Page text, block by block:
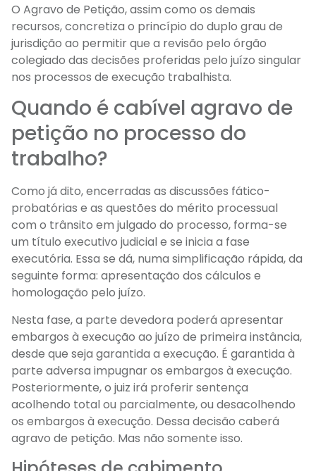
O Agravo de Petição, assim como os demais
recursos, concretiza o princípio do duplo grau de
jurisdição ao permitir que a revisão pelo órgão
colegiado das decisões proferidas pelo juízo singular
nos processos de execução trabalhista.
Quando é cabível agravo de
petição no processo do
trabalho?
Como já dito, encerradas as discussões fático-
probatórias e as questões do mérito processual
com o trânsito em julgado do processo, forma-se
um título executivo judicial e se inicia a fase
executória. Essa se dá, numa simplificação rápida, da
seguinte forma: apresentação dos cálculos e
homologação pelo juízo.
Nesta fase, a parte devedora poderá apresentar
embargos à execução ao juízo de primeira instância,
desde que seja garantida a execução. É garantida à
parte adversa impugnar os embargos à execução.
Posteriormente, o juiz irá proferir sentença
acolhendo total ou parcialmente, ou desacolhendo
os embargos à execução. Dessa decisão caberá
agravo de petição. Mas não somente isso.